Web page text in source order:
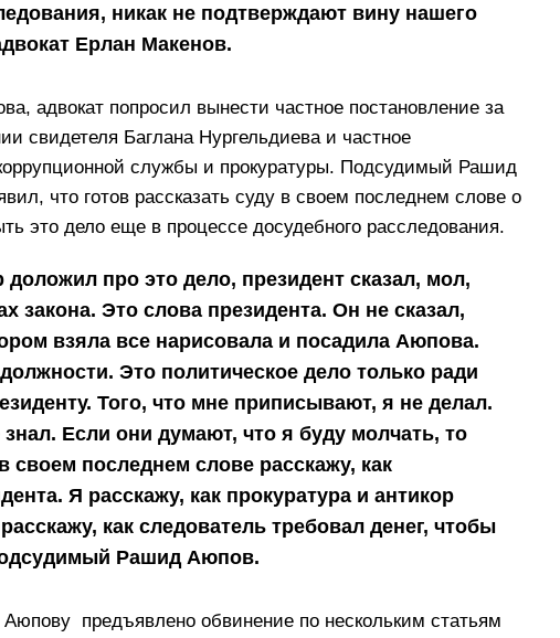
никак не подтверждают вину нашего
Ерлан Макенов.
адвокат попросил вынести частное постановление за
свидетеля Баглана Нургельдиева и частное
службы и прокуратуры. Подсудимый Рашид
что готов рассказать суду в своем последнем слове о
это дело еще в процессе досудебного расследования.
доложил про это дело, президент сказал, мол,
закона. Это слова президента. Он не сказал,
взяла все нарисовала и посадила Аюпова.
Это политическое дело только ради
Того, что мне приписывают, я не делал.
знал. Если они думают, что я буду молчать, то
последнем слове расскажу, как
Я расскажу, как прокуратура и антикор
как следователь требовал денег, чтобы
Рашид Аюпов.
предъявлено обвинение по нескольким статьям